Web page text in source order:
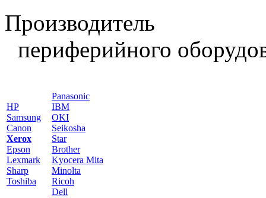
Производитель
периферийного
HP
Samsung
Canon
Xerox
Epson
Lexmark
Sharp
Toshiba
Panasonic
IBM
OKI
Seikosha
Star
Brother
Kyocera Mita
Minolta
Ricoh
Dell